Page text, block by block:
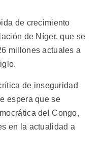
de crecimiento
de Níger, que se
millones actuales a
de inseguridad
espera que se
del Congo,
en la actualidad a